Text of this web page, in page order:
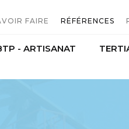
FAIRE
Serrurerie Métallerie
RÉFÉRENCES
- ARTISANAT